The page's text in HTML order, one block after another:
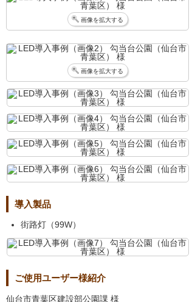
画像を拡大する
画像を拡大する
導入製品
街路灯（99W）
ご使用ユーザー様紹介
仙台市青葉区建設部公園課 様